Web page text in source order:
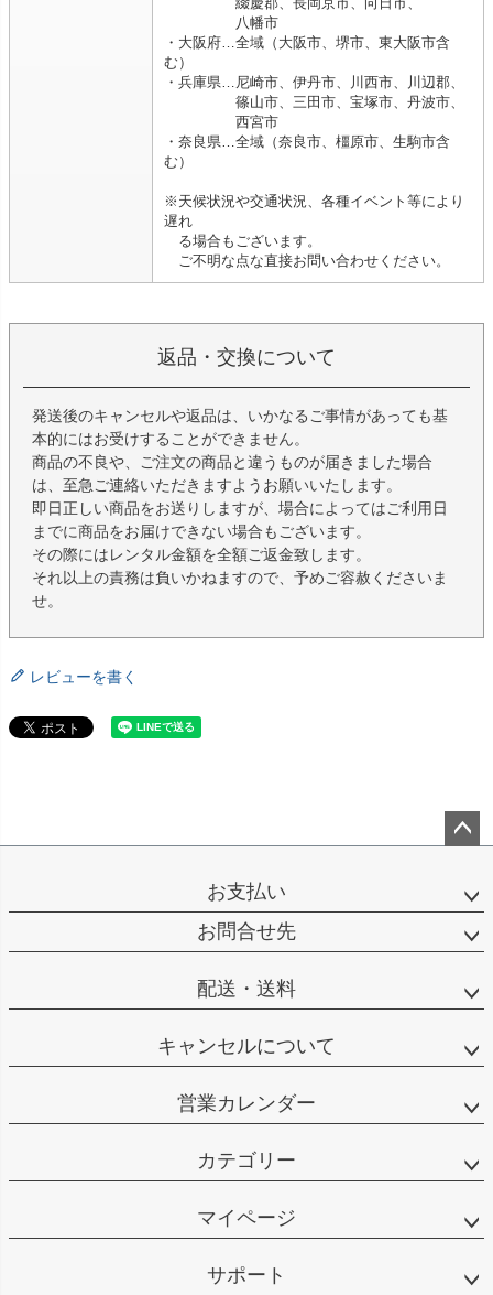
八幡市
・大阪府…全域（大阪市、堺市、東大阪市含
む）
・兵庫県…尼崎市、伊丹市、川西市、川辺郡、
篠山市、三田市、宝塚市、丹波市、
西宮市
・奈良県…全域（奈良市、橿原市、生駒市含
む）
※天候状況や交通状況、各種イベント等により
遅れ
る場合もございます。
ご不明な点な直接お問い合わせください。
返品・交換について
発送後のキャンセルや返品は、いかなるご事情があっても基
本的にはお受けすることができません。
商品の不良や、ご注文の商品と違うものが届きました場合
は、至急ご連絡いただきますようお願いいたします。
即日正しい商品をお送りしますが、場合によってはご利用日
までに商品をお届けできない場合もございます。
その際にはレンタル金額を全額ご返金致します。
それ以上の責務は負いかねますので、予めご容赦くださいま
せ。
レビューを書く
ップ
お支払い
お問合せ先
配送・送料
キャンセルについて
営業カレンダー
カテゴリー
マイページ
サポート